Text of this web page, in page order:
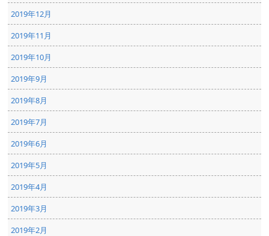
2019年12月
2019年11月
2019年10月
2019年9月
2019年8月
2019年7月
2019年6月
2019年5月
2019年4月
2019年3月
2019年2月